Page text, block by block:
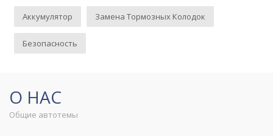
Аккумулятор Замена Тормозных Колодок
Безопасность
О НАС
Общие автотемы